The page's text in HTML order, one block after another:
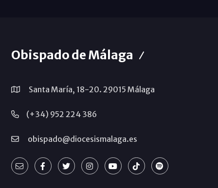
Obispado de Málaga
Santa María, 18-20. 29015 Málaga
(+34) 952 224 386
obispado@diocesismalaga.es